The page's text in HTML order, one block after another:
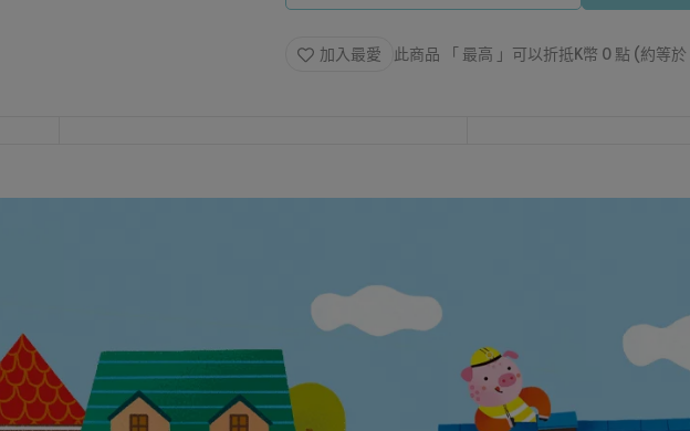
加入最愛 此商品 「 最高 」可以折抵K幣 0 點 (約等於